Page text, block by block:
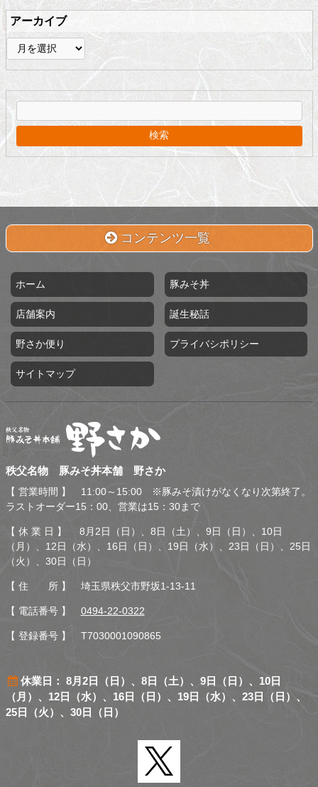
アーカイブ
ア
ー
カ
イ
ブ
コンテンツ一覧
ホーム 豚みそ丼
店舗案内 誕生秘話
野さか便り プライバシポリシー
サイトマップ
秩父名物 豚みそ丼本舗 野
秩父名物 豚みそ丼本舗 野さか
【 営業時間 】 11:00～15:00 ※豚みそ漬けがなくなり次第終了。
ラストオーダー15：00、営業は15：30まで
【 休 業 日 】 8月2日（日）、8日（土）、9日（日）、10日
（月）、12日（水）、16日（日）、19日（水）、23日（日）、25日
（火）、30日（日）
【 住 所 】 埼玉県秩父市野坂1-13-11
【 電話番号 】 0494-22-0322
【 登録番号 】 T7030001090865
休業日： 8月2日（日）、8日（土）、9日（日）、10日
（月）、12日（水）、16日（日）、19日（水）、23日（日）、
25日（火）、30日（日）